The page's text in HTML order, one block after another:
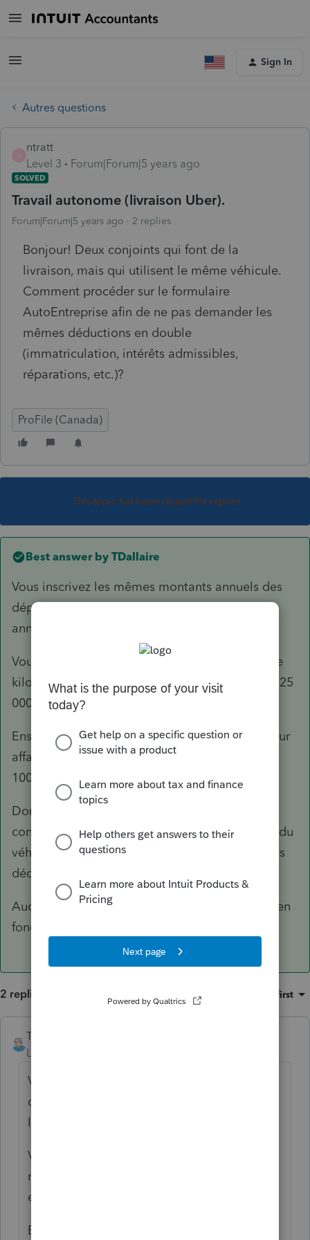
Sign In
Autres questions
ntratt
Level 3
Forum|Forum|5 years ago
SOLVED
Travail autonome (livraison Uber).
Forum|Forum|5 years ago 2 replies
Bonjour! Deux conjoints qui font de la
livraison, mais qui utilisent le même véhicule.
Comment procéder sur le formulaire
AutoEntreprise afin de ne pas demander les
mêmes déductions en double
(immatriculation, intérêts admissibles,
réparations, etc.)?
ProFile (Canada)
This topic has been closed for replies.
Best answer by TDallaire
Vous inscrivez les mêmes montants annuels des
dépenses du véhicule pour chacun dans leurs
annexes T2125.
Vous inscrivez ensuite, aux 2 conjoints, le même
kilométrage total annuel du véhicule, exemple 25
000 km.
Ensuite le conjoint 1 a fait exemple 5000km pour
affaire avec le véhicule et le conjoint 2 à fait
10000km pour affaires avec le véhicule.
Donc dans leurs déclarations de revenus, le
conjoint 1 aura 20% des dépenses déductibles du
véhicule et le conjoint 2 aura 40% des dépenses
déductibles du véhicule.
Aucun dédoublement de dépense, car proraté en
fonction de l'utilisation de chacun.
2 replies Oldest first
TDallaire
Level 6
Vous inscrivez les mêmes montants annuels
des dépenses du véhicule pour chacun dans
leurs annexes T2125.
Vous inscrivez ensuite, aux 2 conjoints, le
même kilométrage total annuel du véhicule,
exemple 25 000 km.
Ensuite le conjoint 1 a fait exemple 5000km